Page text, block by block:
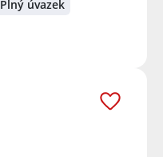
Plný úvazek